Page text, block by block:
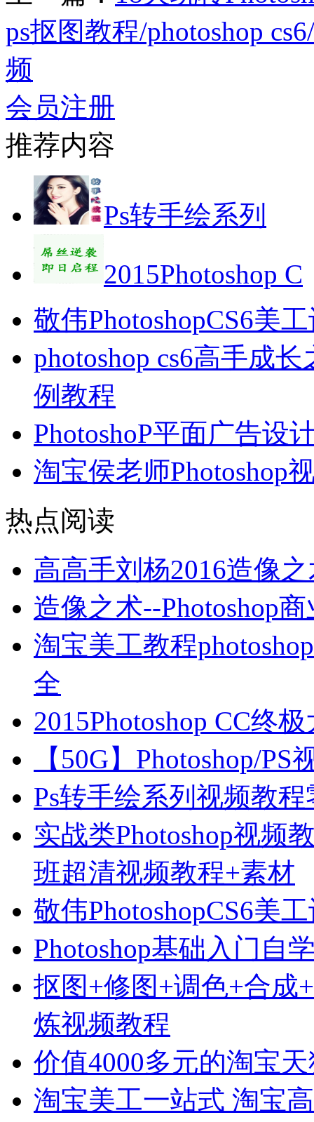
ps抠图教程/photoshop
频
会员注册
推荐内容
Ps转手绘系列
2015Photoshop C
敬伟PhotoshopCS6美
photoshop cs6高手成
例教程
PhotoshoP平面广告设
淘宝侯老师Photoshop
热点阅读
高高手刘杨2016造像
造像之术--Photoshop
淘宝美工教程
全
2015Photoshop CC终
【50G】Photoshop/
Ps转手绘系列视频教
实战类Photoshop视频
班超清视频教程+素材
敬伟PhotoshopCS6美
Photoshop基础入门自
抠图+修图+调色+合成
炼视频教程
价值4000多元的淘宝
淘宝美工一站式 淘宝